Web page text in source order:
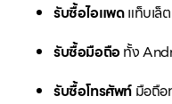
รับซื้อไอแพดแท็บเล็
รับซื้อมือถือทั้ง
รับซื้อโทรศัพท์ มือถือ